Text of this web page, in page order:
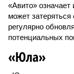
«Авито»
может
регулярно
потенциальных
«Юла»